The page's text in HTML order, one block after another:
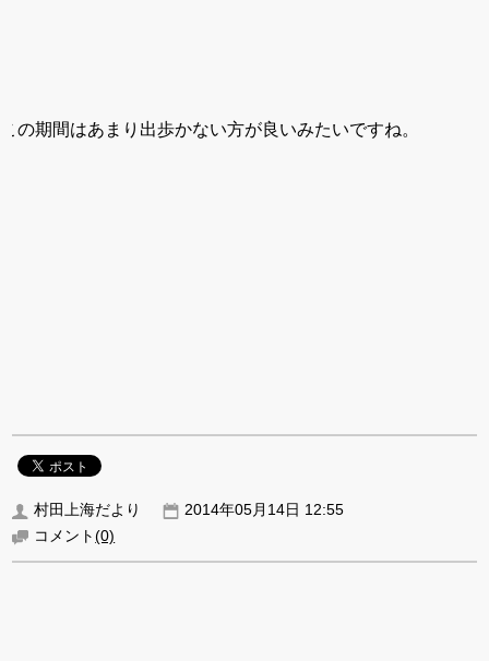
この期間はあまり出歩かない方が良いみたいですね。
村田上海だより
2014年05月14日 12:55
コメント(0)